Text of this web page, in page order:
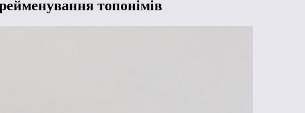
топонімів